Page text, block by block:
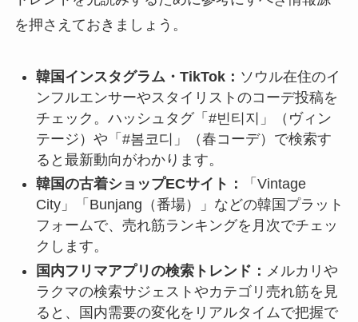
を押さえておきましょう。
韓国インスタグラム・TikTok： ソウル在住のイ
ンフルエンサーやスタイリストのコーデ投稿を
チェック。ハッシュタグ「#빈티지」（ヴィン
テージ）や「#봄코디」（春コーデ）で検索す
ると最新動向がわかります。
韓国の古着ショップECサイト：
「Vintage
City」「Bunjang（番場）」などの韓国プラット
フォームで、売れ筋ランキングを月次でチェッ
クします。
国内フリマアプリの検索トレンド： メルカリや
ラクマの検索サジェストやカテゴリ売れ筋を見
ると、国内需要の変化をリアルタイムで把握で